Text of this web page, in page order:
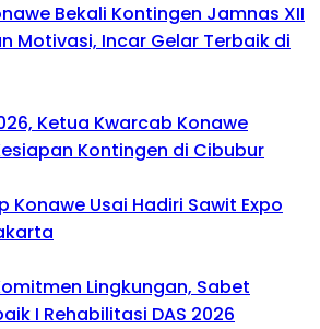
Bekali Kontingen Jamnas XII
Motivasi, Incar Gelar Terbaik di
Ketua Kwarcab Konawe
Kontingen di Cibubur
Konawe Usai Hadiri Sawit Expo
Lingkungan, Sabet
I Rehabilitasi DAS 2026